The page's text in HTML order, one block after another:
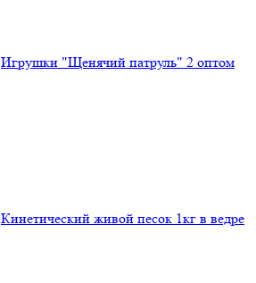
Игрушки "Щенячий патруль" 2 оптом
Кинетический живой песок 1кг в ведре